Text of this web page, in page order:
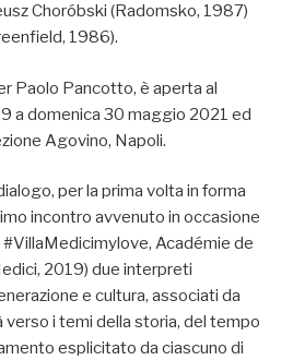
Choróbski (Radomsko, 1987)
1986).
Paolo Pancotto, è aperta al
a domenica 30 maggio 2021 ed
Agovino, Napoli.
per la prima volta in forma
incontro avvenuto in occasione
Académie de
2019) due interpreti
e cultura, associati da
verso i temi della storia, del tempo
esplicitato da ciascuno di